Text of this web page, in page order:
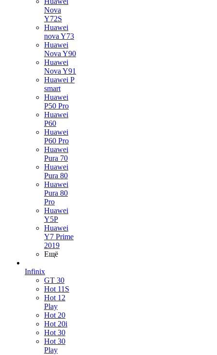
Nova
Y72S
Huawei
nova Y73
Huawei
Nova Y90
Huawei
Nova Y91
Huawei P
smart
Huawei
P50 Pro
Huawei
P60
Huawei
P60 Pro
Huawei
Pura 70
Huawei
Pura 80
Huawei
Pura 80
Pro
Huawei
Y5P
Huawei
Y7 Prime
2019
Ещё
Infinix
GT 30
Hot 11S
Hot 12
Play
Hot 20
Hot 20i
Hot 30
Hot 30
Play